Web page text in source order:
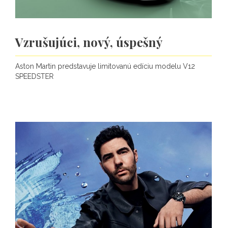
Vzrušujúci, nový, úspešný
Aston Martin predstavuje limitovanú edíciu modelu V12
SPEEDSTER